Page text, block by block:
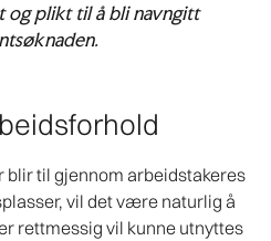
og plikt til å bli navngitt
blir til gjennom arbeidstakeres
vil det være naturlig å
rettmessig vil kunne utnyttes